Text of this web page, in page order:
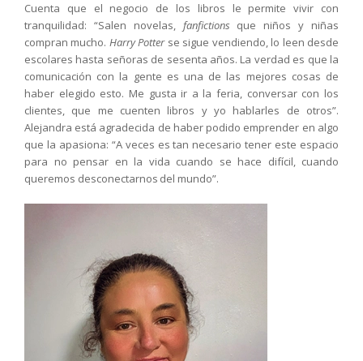
Cuenta que el negocio de los libros le permite vivir con
tranquilidad: “Salen novelas, fanfictions que niños y niñas
compran mucho. Harry Potterse sigue vendiendo, lo leen desde
escolares hasta señoras de sesenta años. La verdad es que la
comunicación con la gente es una de las mejores cosas de
haber elegido esto. Me gusta ir a la feria, conversar con los
clientes, que me cuenten libros y yo hablarles de otros”.
Alejandra está agradecida de haber podido emprender en algo
que la apasiona: “A veces es tan necesario tener este espacio
para no pensar en la vida cuando se hace difícil, cuando
queremos desconectarnos del mundo”.